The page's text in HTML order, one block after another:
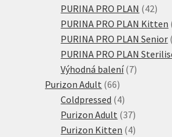
produktů
PURINA PRO PLAN 4242
PURINA PRO PLAN Kitten
PURINA PRO PLAN Senior
PURINA PRO PLAN
Výhodná balení 77
Purizon Adult 6666
produktů
Coldpressed 44
produkty
Purizon Adult 3737
produktů
Purizon Kitten 44